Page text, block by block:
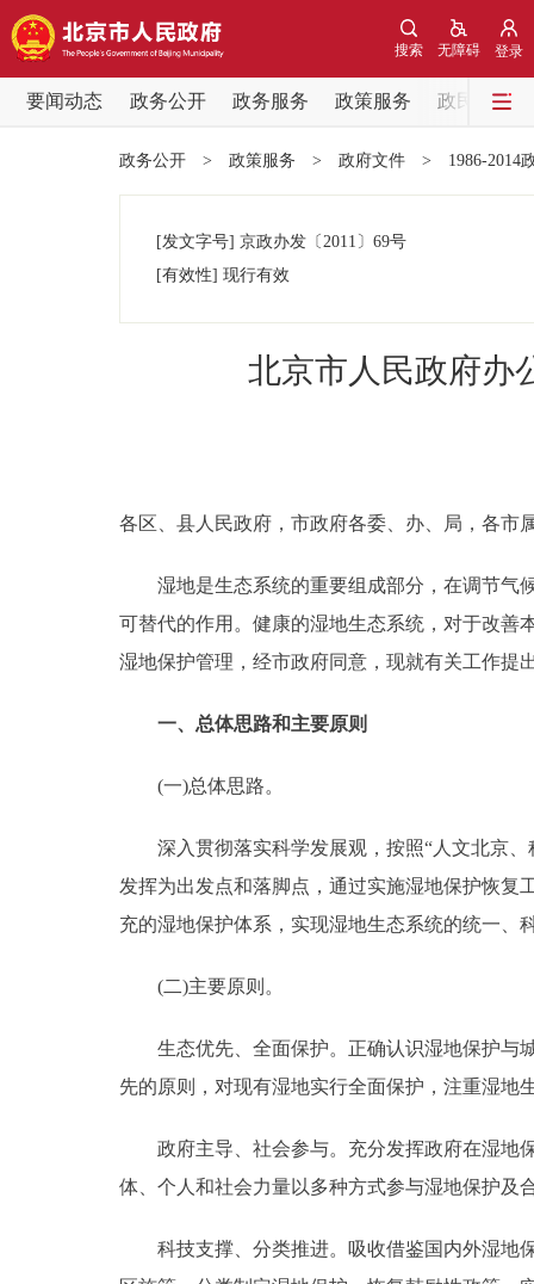
登录
无障碍
搜索
要闻动态 政务公开 政务服务 政策服务
政民互动
党中央精神
政策兑现
决策公开
政务服务
个人服务
便民服务
中介服务
政民互动
12345网上接诉即办
参与调查
北京概况
绿色北京
政务公开 > 政策服务 > 政府文件 > 1986-2014
[发文字号] 京政办发 〔2011〕 69号
[有效性] 现行有效
北京市人民政府办
各区、县人民政府，市政府各委、办、局，各市
湿地是生态系统的重要组成部分，在调节气候
可替代的作用。健康的湿地生态系统，对于改善
湿地保护管理，经市政府同意，现就有关工作提
一、总体思路和主要原则
(一)总体思路。
深入贯彻落实科学发展观，按照“人文北京、
发挥为出发点和落脚点，通过实施湿地保护恢复
充的湿地保护体系，实现湿地生态系统的统一、
(二)主要原则。
生态优先、全面保护。正确认识湿地保护与城
先的原则，对现有湿地实行全面保护，注重湿地
政府主导、社会参与。充分发挥政府在湿地保
体、个人和社会力量以多种方式参与湿地保护及
科技支撑、分类推进。吸收借鉴国内外湿地保